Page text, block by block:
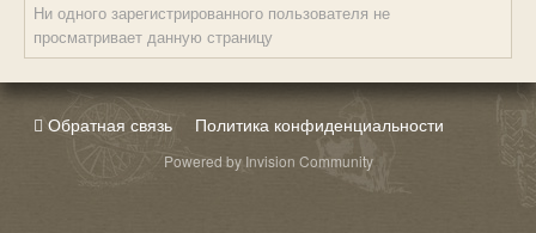
Ни одного зарегистрированного пользователя не
просматривает данную страницу
Обратная связь Политика конфиденциальности
Powered by Invision Community